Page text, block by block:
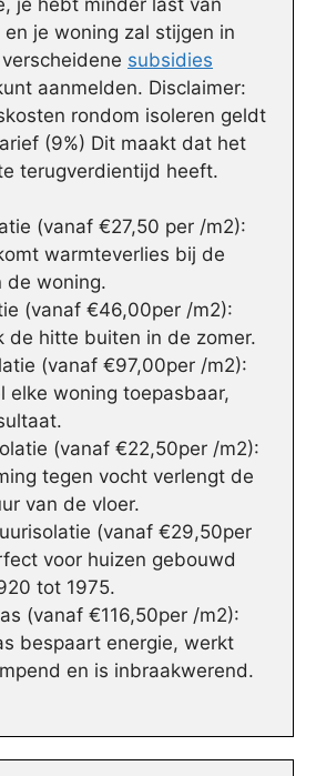
je woning zal stijgen in
subsidies
aanmelden. Disclaimer:
rondom isoleren geldt
(9%) Dit maakt dat het
terugverdientijd heeft.
(vanaf €27,50 per /m2):
warmteverlies bij de
de woning.
(vanaf €46,00per /m2):
de hitte buiten in de zomer.
(vanaf €97,00per /m2):
elke woning toepasbaar,
(vanaf €22,50per /m2):
tegen vocht verlengt de
van de vloer.
(vanaf €29,50per
voor huizen gebouwd
tot 1975.
(vanaf €116,50per /m2):
bespaart energie, werkt
en is inbraakwerend.